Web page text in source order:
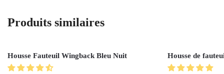
Produits similaires
Housse Fauteuil Wingback Bleu Nuit Housse de